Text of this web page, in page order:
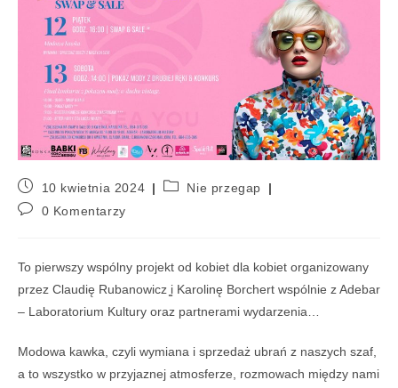
10 kwietnia 2024
Nie przegap
0 Komentarzy
To pierwszy wspólny projekt od kobiet dla kobiet organizowany
przez Claudię Rubanowicz ̳i Karolinę Borchert wspólnie z Adebar
– Laboratorium Kultury oraz partnerami wydarzenia…
Modowa kawka, czyli wymiana i sprzedaż ubrań z naszych szaf,
a to wszystko w przyjaznej atmosferze, rozmowach między nami